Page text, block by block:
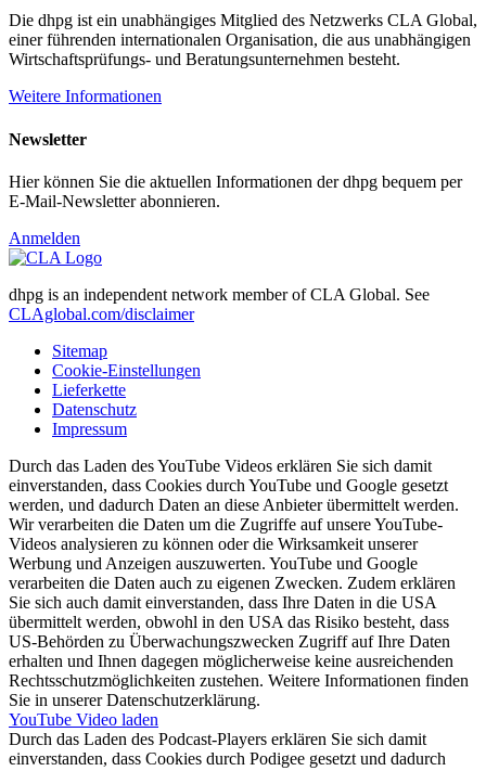
Die dhpg ist ein unabhängiges Mitglied des Netzwerks CLA Global,
einer führenden internationalen Organisation, die aus unabhängigen
Wirtschaftsprüfungs- und Beratungsunternehmen besteht.
Weitere Informationen
Newsletter
Hier können Sie die aktuellen Informationen der dhpg bequem per
E-Mail-Newsletter abonnieren.
Anmelden
dhpg is an independent network member of CLA Global. See
CLAglobal.com/disclaimer
Sitemap
Cookie-Einstellungen
Lieferkette
Datenschutz
Impressum
Durch das Laden des YouTube Videos erklären Sie sich damit
einverstanden, dass Cookies durch YouTube und Google gesetzt
werden, und dadurch Daten an diese Anbieter übermittelt werden.
Wir verarbeiten die Daten um die Zugriffe auf unsere YouTube-
Videos analysieren zu können oder die Wirksamkeit unserer
Werbung und Anzeigen auszuwerten. YouTube und Google
verarbeiten die Daten auch zu eigenen Zwecken. Zudem erklären
Sie sich auch damit einverstanden, dass Ihre Daten in die USA
übermittelt werden, obwohl in den USA das Risiko besteht, dass
US-Behörden zu Überwachungszwecken Zugriff auf Ihre Daten
erhalten und Ihnen dagegen möglicherweise keine ausreichenden
Rechtsschutzmöglichkeiten zustehen. Weitere Informationen finden
Sie in unserer Datenschutzerklärung.
YouTube Video laden
Durch das Laden des Podcast-Players erklären Sie sich damit
einverstanden, dass Cookies durch Podigee gesetzt und dadurch